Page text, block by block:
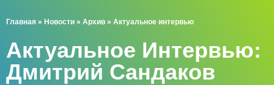
Главная » Новости » Архив » Актуальное интервью
Актуальное Интервью:
Дмитрий Сандаков